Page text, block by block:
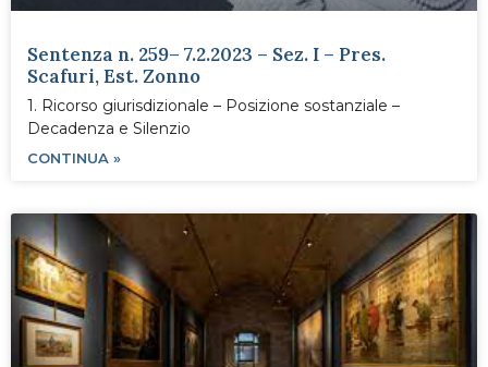
Sentenza n. 259– 7.2.2023 – Sez. I – Pres.
Scafuri, Est. Zonno
1. Ricorso giurisdizionale – Posizione sostanziale –
Decadenza e Silenzio
CONTINUA »